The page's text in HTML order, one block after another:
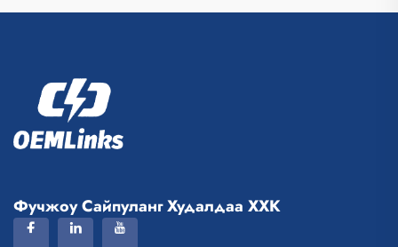
Фучжоу Сайпуланг Худалдаа ХХК